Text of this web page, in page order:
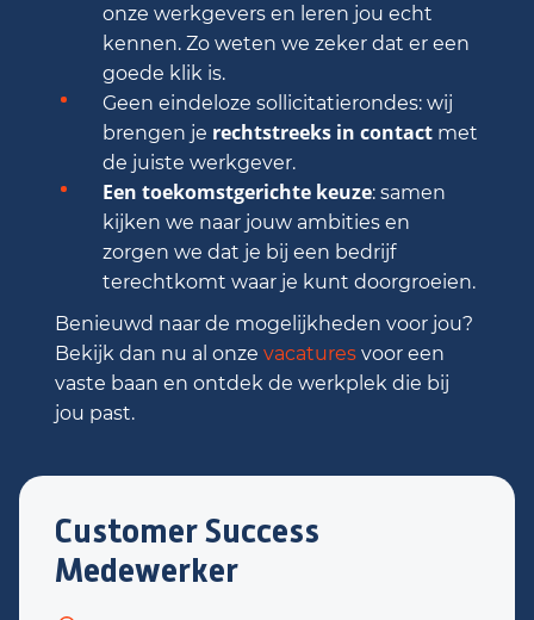
onze werkgevers en leren jou echt
kennen. Zo weten we zeker dat er een
goede klik is.
Geen eindeloze sollicitatierondes: wij
brengen je rechtstreeks in contact met
de juiste werkgever.
Een toekomstgerichte keuze: samen
kijken we naar jouw ambities en
zorgen we dat je bij een bedrijf
terechtkomt waar je kunt doorgroeien.
Benieuwd naar de mogelijkheden voor jou?
Bekijk dan nu al onze vacatures voor een
vaste baan en ontdek de werkplek die bij
jou past.
Customer Success
Medewerker